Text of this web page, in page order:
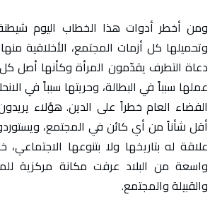
ومن أخطر أدوات هذا الخطاب اليوم شيطنة
وتحميلها كل أزمات المجتمع، الأخلاقية
دعاة التطرف يقدّمون المرأة وكأنها أصل كل
عملها سبباً في البطالة، وحريتها سبباً في
الفضاء العام خطراً على الدين. هؤلاء
أقل شأناً من أي كائن في المجتمع،
علاقة له بتاريخها ولا بتنوعها
واسعة من البلاد عرفت مكانة مركزية
والقبيلة والمجتمع.